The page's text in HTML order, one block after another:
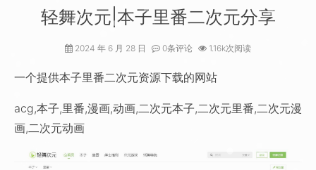
轻舞次元|本子里番二次元分享
2024 年 6 月 28 日 0条评论 1.16k次阅读
一个提供本子里番二次元资源下载的网站
acg,本子,里番,漫画,动画,二次元本子,二次元里番,二次元漫
画,二次元动画